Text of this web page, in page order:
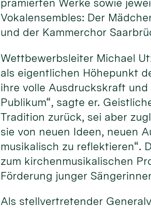
prämierten Werke sowie
Vokalensembles: Der
und der Kammerchor
Wettbewerbsleiter Michael
als eigentlichen Höhepunkt
ihre volle Ausdruckskraft
Publikum“, sagte er.
Tradition zurück, sei aber
sie von neuen Ideen, neuen
musikalisch zu reflektieren“.
zum kirchenmusikalischen
Förderung junger
Als stellvertretender